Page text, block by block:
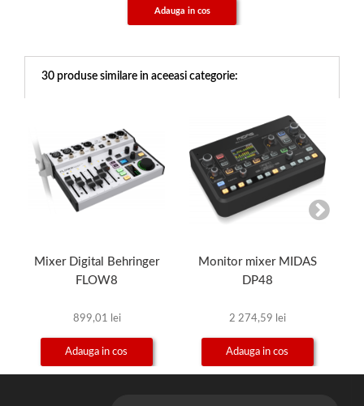
Adauga in cos
30 produse similare in aceeasi categorie:
Mixer Digital Behringer
FLOW8
899,01 lei
Adauga in cos
Monitor mixer MIDAS
DP48
2 274,59 lei
Adauga in cos